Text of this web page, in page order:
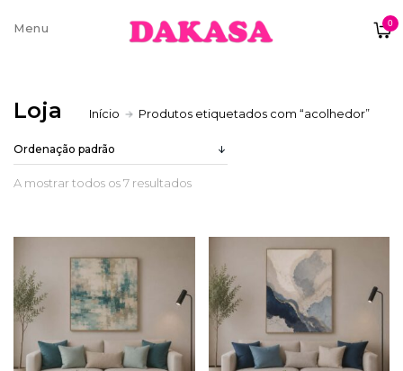
0
Sobre nós
Trocas e Devoluções
Loja Início Produtos etiquetados com “acolhedor”
A mostrar todos os 7 resultados